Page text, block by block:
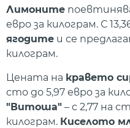
Лимоните
евро за килограм. С
ягодите и се
килограм.
Цената на кравето
сто до 5,97 евро за
"Витоша" – с 2,77 на
килограм. Киселото